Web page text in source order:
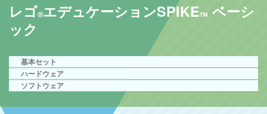
レゴⓇエデュケーションSPIKETM
ベーシ
ック
基本セット
ハードウェア
ソフトウェア